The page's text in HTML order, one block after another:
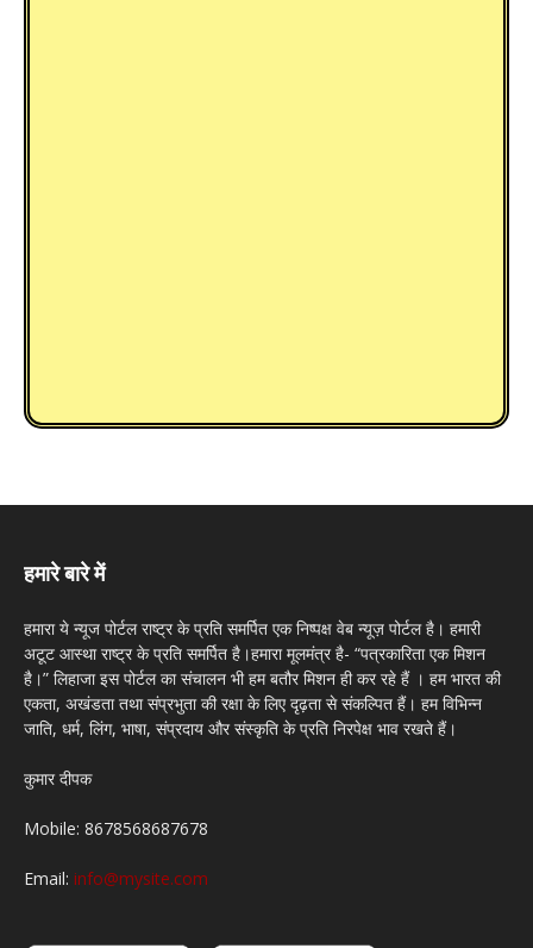
हमारे बारे में
हमारा ये न्यूज पोर्टल राष्ट्र के प्रति समर्पित एक निष्पक्ष वेब न्यूज़ पोर्टल है। हमारी
अटूट आस्था राष्ट्र के प्रति समर्पित है।हमारा मूलमंत्र है- “पत्रकारिता एक मिशन
है।” लिहाजा इस पोर्टल का संचालन भी हम बतौर मिशन ही कर रहे हैं । हम भारत की
एकता, अखंडता तथा संप्रभुता की रक्षा के लिए दृढ़ता से संकल्पित हैं। हम विभिन्न
जाति, धर्म, लिंग, भाषा, संप्रदाय और संस्कृति के प्रति निरपेक्ष भाव रखते हैं।
कुमार दीपक
Mobile: 8678568687678
Email: info@mysite.com